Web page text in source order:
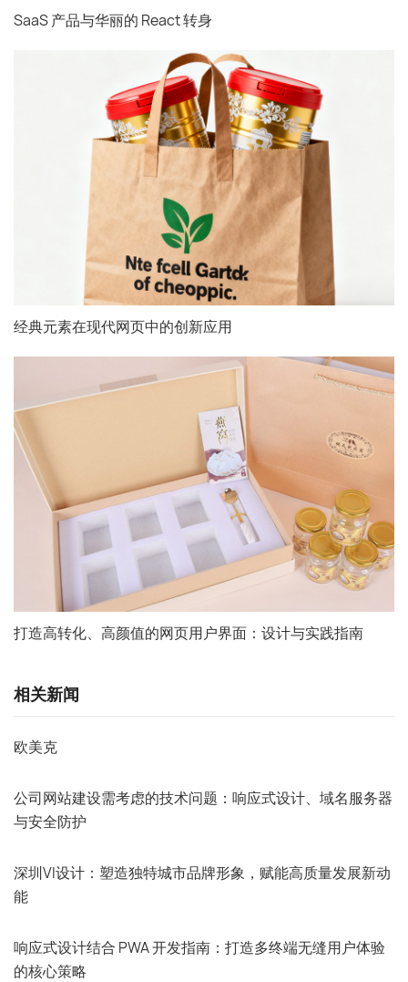
SaaS 产品与华丽的 React 转身
经典元素在现代网页中的创新应用
打造高转化、高颜值的网页用户界面：设计与实践指南
相关新闻
欧美克
公司网站建设需考虑的技术问题：响应式设计、域名服务器
与安全防护
深圳VI设计：塑造独特城市品牌形象，赋能高质量发展新动
能
响应式设计结合 PWA 开发指南：打造多终端无缝用户体验
的核心策略